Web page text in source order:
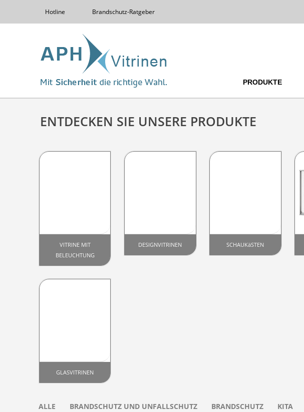
Hotline Brandschutz-Ratgeber
PRODUKTE
ENTDECKEN SIE UNSERE PRODUKTE
VITRINE MIT
BELEUCHTUNG
DESIGNVITRINEN SCHAUKäSTEN
GLASVITRINEN
ALLE BRANDSCHUTZ UND UNFALLSCHUTZ BRANDSCHUTZ KITA